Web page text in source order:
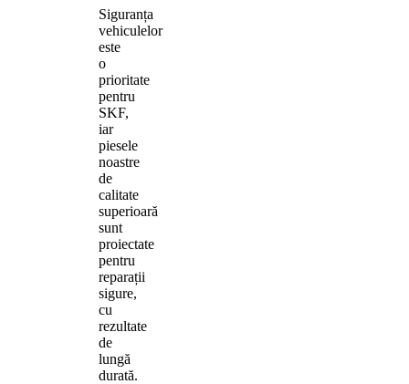
Siguranța
vehiculelor
este
o
prioritate
pentru
SKF,
iar
piesele
noastre
de
calitate
superioară
sunt
proiectate
pentru
reparații
sigure,
cu
rezultate
de
lungă
durată.